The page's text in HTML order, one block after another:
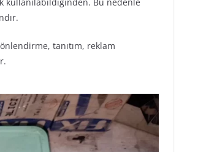
kullanılabildiğinden. Bu nedenle
tanıtım, reklam